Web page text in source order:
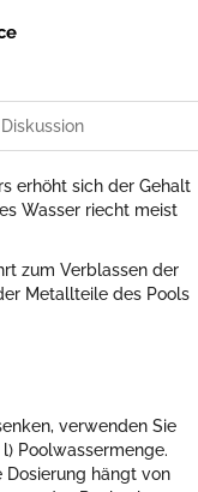
Diskussion
erhöht sich der Gehalt
Wasser riecht meist
zum Verblassen der
Metallteile des Pools
verwenden Sie
Poolwassermenge.
Dosierung hängt von